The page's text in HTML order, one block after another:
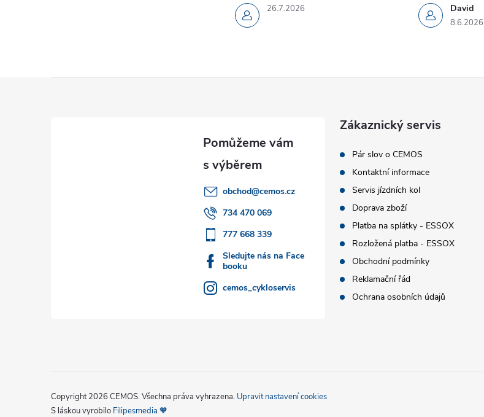
26.7.2026
David
8.6.2026
obchod@cemos.cz
734 470 069
777 668 339
Sledujte nás na Face
booku
cemos_cykloservis
Zákaznický servis
Pár slov o CEMOS
Kontaktní informace
Servis jízdních kol
Doprava zboží
Platba na splátky - ESSOX
Rozložená platba - ESSOX
Obchodní podmínky
Reklamační řád
Ochrana osobních údajů
Copyright 2026 CEMOS. Všechna práva vyhrazena. Upravit nastavení cookies
S láskou vyrobilo Filipesmedia 🧡